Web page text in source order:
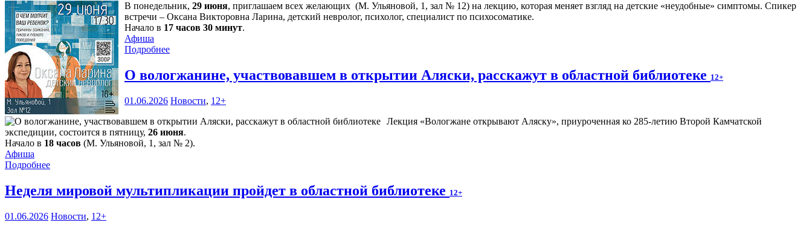
В понедельник, 29 июня, приглашаем всех желающих (М. Ульяновой, 1, зал № 12) на лекцию, которая меняет взгляд на детские «неудобные» симптомы. Спикер
встречи – Оксана Викторовна Ларина, детский невролог, психолог, специалист по психосоматике.
Начало в 17 часов 30 минут.
Афиша
Подробнее
О вологжанине, участвовавшем в открытии Аляски, расскажут в областной библиотеке 12+
01.06.2026 Новости, 12+
Лекция «Вологжане открывают Аляску», приуроченная ко 285-летию Второй Камчатской
экспедиции, состоится в пятницу, 26 июня.
Начало в 18 часов (М. Ульяновой, 1, зал № 2).
Афиша
Подробнее
Неделя мировой мультипликации пройдет в областной библиотеке 12+
01.06.2026 Новости, 12+